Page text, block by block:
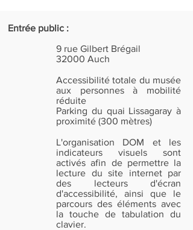
Entrée public :
9 rue Gilbert Brégail
32000 Auch
Accessibilité totale du musée
aux personnes à mobilité
réduite
Parking du quai Lissagaray à
proximité (300 mètres)
L'organisation DOM et les
indicateurs visuels sont
activés afin de permettre la
lecture du site internet par
des lecteurs d'écran
d'accessibilité, ainsi que le
parcours des éléments avec
la touche de tabulation du
clavier.